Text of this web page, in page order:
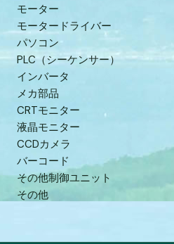
モーター
モータードライバー
パソコン
PLC（シーケンサー）
インバータ
メカ部品
CRTモニター
液晶モニター
CCDカメラ
バーコード
その他制御ユニット
その他